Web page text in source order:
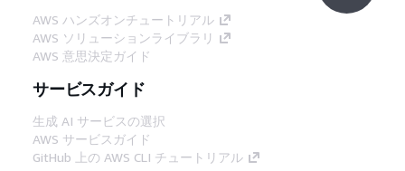
AWS ハンズオンチュートリアル
AWS ソリューションライブラリ
AWS 意思決定ガイド
サービスガイド
生成 AI サービスの選択
AWS サービスガイド
GitHub 上の AWS CLI チュートリアル